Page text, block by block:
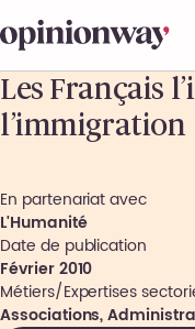
Les Français
l’immigration
En partenariat avec
L'Humanité
Date de publication
Février 2010
Métiers/Expertises
Associations,